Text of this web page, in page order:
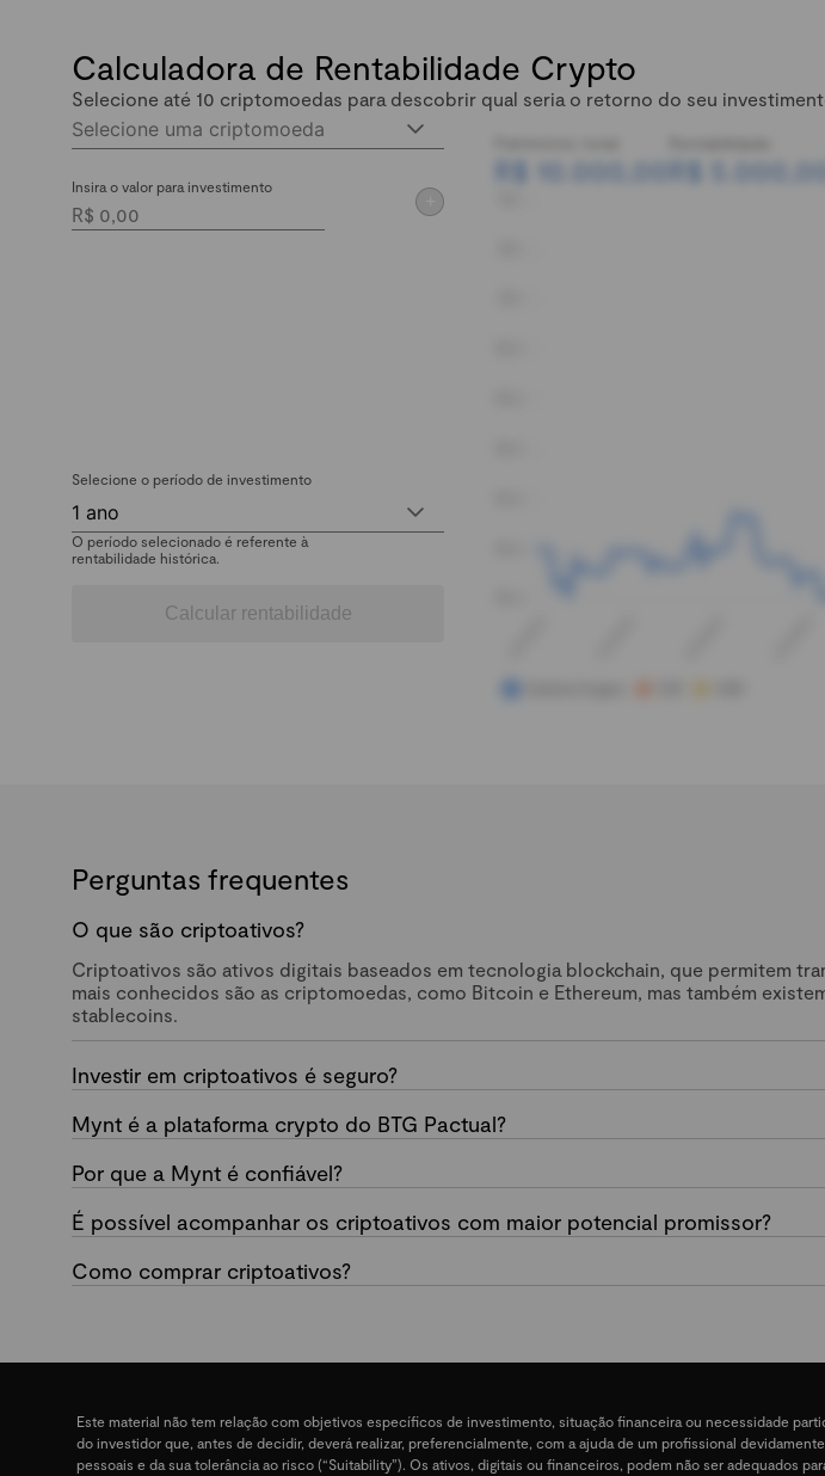
Calculadora de Rentabilidade Crypto
Selecione até 10 criptomoedas para descobrir qual seria o retorno do seu
Selecione uma criptomoeda
Insira o valor para investimento
Selecione o período de investimento
1 ano
O período selecionado é referente à
rentabilidade histórica.
Calcular rentabilidade
R$ 10.000,00 R$ 5.000,00
Perguntas frequentes
O que são criptoativos?
Criptoativos são ativos digitais baseados em tecnologia blockchain, que permitem
mais conhecidos são as criptomoedas, como Bitcoin e Ethereum, mas também
stablecoins.
Investir em criptoativos é seguro?
Mynt é a plataforma crypto do BTG Pactual?
Por que a Mynt é confiável?
É possível acompanhar os criptoativos com maior potencial promissor?
Como comprar criptoativos?
Este material não tem relação com objetivos específicos de investimento, situação financeira ou necessidade
do investidor que, antes de decidir, deverá realizar, preferencialmente, com a ajuda de um profissional
pessoais e da sua tolerância ao risco (“Suitability”). Os ativos, digitais ou financeiros, podem não ser adequados